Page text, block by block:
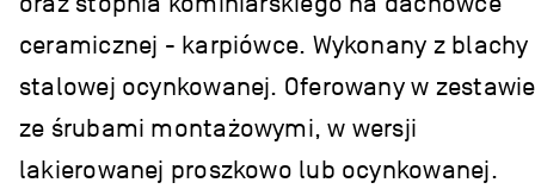
ceramicznej - karpiówce. Wykonany z blachy
stalowej ocynkowanej. Oferowany w zestawie
ze śrubami montażowymi, w wersji
lakierowanej proszkowo lub ocynkowanej.